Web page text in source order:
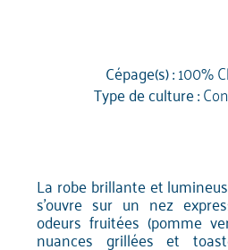
Cépage(s) :100%
Type de culture :
La robe brillante et
s'ouvre sur un nez
odeurs fruitées (pomme
nuances grillées et